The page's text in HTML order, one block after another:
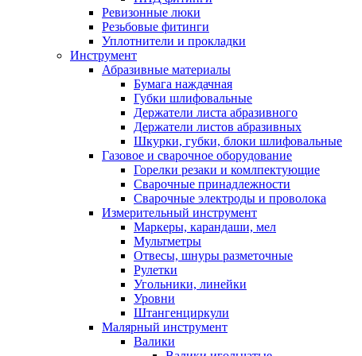
Ревизонные люки
Резьбовые фитинги
Уплотнители и прокладки
Инструмент
Абразивные материалы
Бумага наждачная
Губки шлифовальные
Держатели листа абразивного
Держатели листов абразивных
Шкурки, губки, блоки шлифовальные
Газовое и сварочное оборудование
Горелки резаки и комлпектующие
Сварочные принадлежности
Сварочные электроды и проволока
Измерительный инструмент
Маркеры, карандаши, мел
Мультметры
Отвесы, шнуры разметочные
Рулетки
Угольники, линейки
Уровни
Штангенциркули
Малярный инструмент
Валики